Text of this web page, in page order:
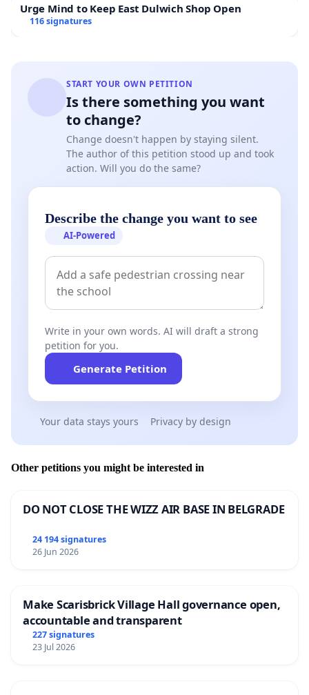
Urge Mind to Keep East Dulwich Shop Open
116 signatures
START YOUR OWN PETITION
Is there something you want
to change?
Change doesn't happen by staying silent.
The author of this petition stood up and took
action. Will you do the same?
Describe the change you want to see
AI-Powered
Write in your own words. AI will draft a strong
petition for you.
Generate Petition
Your data stays yours Privacy by design
Other petitions you might be interested in
DO NOT CLOSE THE WIZZ AIR BASE IN BELGRADE
24 194 signatures
26 Jun 2026
Make Scarisbrick Village Hall governance open,
accountable and transparent
227 signatures
23 Jul 2026